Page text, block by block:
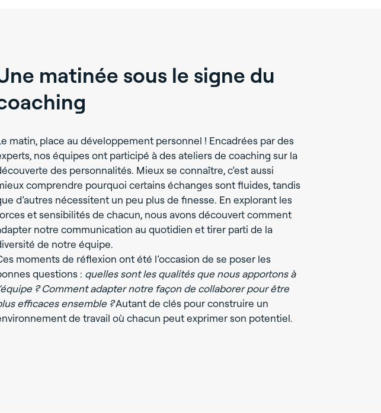
matinée sous le signe du
matin, place au développement personnel ! Encadrées par des
nos équipes ont participé à des ateliers de coaching sur la
des personnalités. Mieux se connaître, c’est aussi
comprendre pourquoi certains échanges sont fluides, tandis
d’autres nécessitent un peu plus de finesse. En explorant les
et sensibilités de chacun, nous avons découvert comment
notre communication au quotidien et tirer parti de la
de notre équipe.
moments de réflexion ont été l’occasion de se poser les
questions : quelles sont les qualités que nous apportons à
? Comment adapter notre façon de collaborer pour être
efficaces ensemble ?Autant de clés pour construire un
de travail où chacun peut exprimer son potentiel.